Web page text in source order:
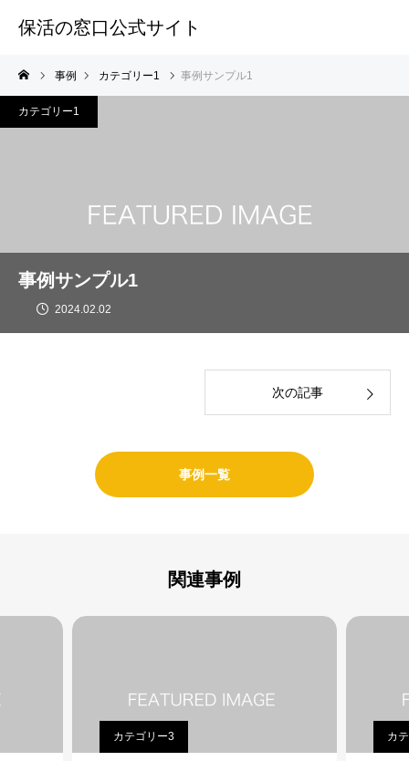
保活の窓口公式サイト
事例 カテゴリー1 事例サンプル1
事例サンプル1
2024.02.02
カテゴリー1
次の記事
事例一覧
関連事例
カテゴリー3 カ